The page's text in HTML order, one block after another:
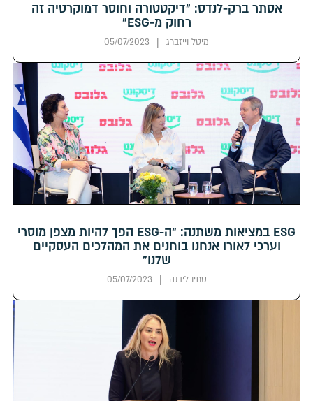
אסתר ברק-לנדס: "דיקטטורה וחוסר דמוקרטיה זה
רחוק מ-ESG"
מיטל וייזברג 05/07/2023
ESG במציאות משתנה: "ה-ESG הפך להיות מצפן מוסרי
וערכי לאורו אנחנו בוחנים את המהלכים העסקיים
שלנו"
סתיו ליבנה |
05/07/2023